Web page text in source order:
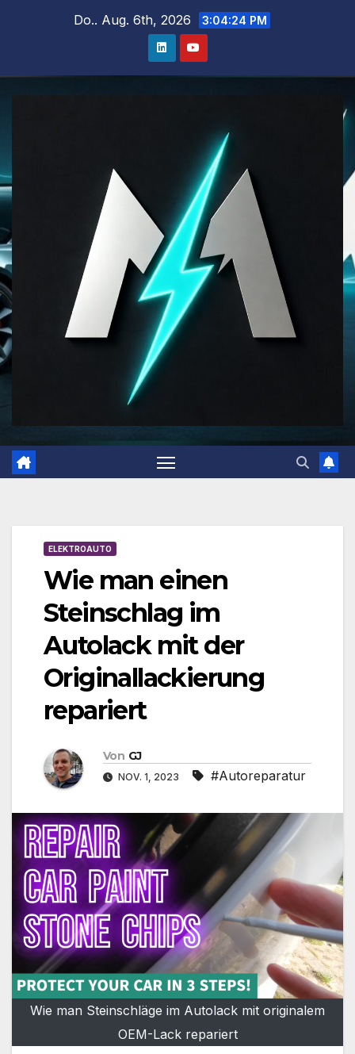
Do.. Aug. 6th, 2026 3:04:25 PM
ELEKTROAUTO
Wie man einen
Steinschlag im
Autolack mit der
Originallackierung
repariert
Von GJ
NOV. 1, 2023 #Autoreparatur
Wie man Steinschläge im Autolack mit originalem
OEM-Lack repariert